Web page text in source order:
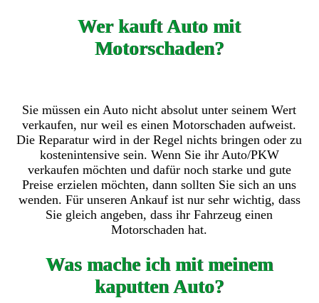
Wer kauft Auto mit
Motorschaden?
Sie müssen ein Auto nicht absolut unter seinem Wert
verkaufen, nur weil es einen Motorschaden aufweist.
Die Reparatur wird in der Regel nichts bringen oder zu
kostenintensive sein. Wenn Sie ihr Auto/PKW
verkaufen möchten und dafür noch starke und gute
Preise erzielen möchten, dann sollten Sie sich an uns
wenden. Für unseren Ankauf ist nur sehr wichtig, dass
Sie gleich angeben, dass ihr Fahrzeug einen
Motorschaden hat.
Was mache ich mit meinem
kaputten Auto?